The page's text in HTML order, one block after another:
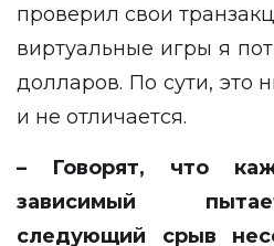
проверил свои
виртуальные игры я
долларов. По сути, это
и не отличается.
– Говорят, что
зависимый
следующий срыв